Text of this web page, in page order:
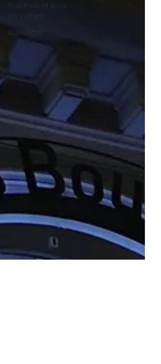
Théâtres et lieux
de culture
Actualités